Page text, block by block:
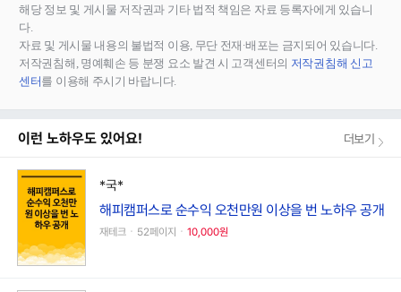
해당 정보 및 게시물 저작권과 기타 법적 책임은 자료 등록자에게 있습니
다.
자료 및 게시물 내용의 불법적 이용, 무단 전재∙배포는 금지되어 있습니다.
저작권침해, 명예훼손 등 분쟁 요소 발견 시 고객센터의 저작권침해 신고
센터를 이용해 주시기 바랍니다.
이런 노하우도 있어요! 더보기
*국*
해피캠퍼스로 순수익 오천만원 이상을 번 노하우 공개
재테크ㆍ52페이지ㆍ 10,000원